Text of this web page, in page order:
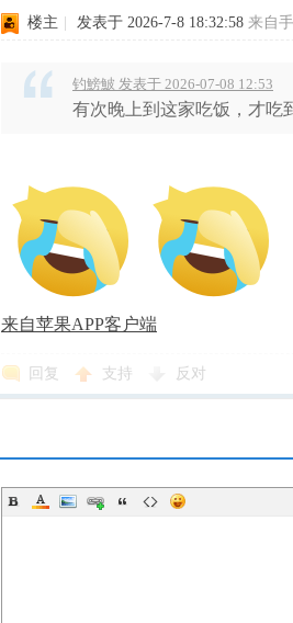
楼主 发表于 2026-7-8 18:32:58 来自
钓鰟鮍 发表于 2026-07-08 12:53
有次晚上到这家吃饭，才吃
来自苹果APP客户端
回复 支持 反对